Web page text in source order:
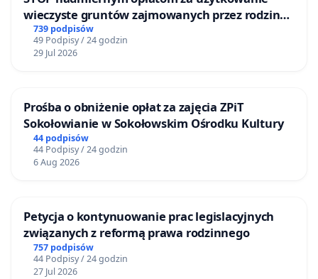
wieczyste gruntów zajmowanych przez rodzinne
ogrody działkowe.
739 podpisów
49 Podpisy / 24 godzin
29 Jul 2026
Prośba o obniżenie opłat za zajęcia ZPiT
Sokołowianie w Sokołowskim Ośrodku Kultury
44 podpisów
44 Podpisy / 24 godzin
6 Aug 2026
Petycja o kontynuowanie prac legislacyjnych
związanych z reformą prawa rodzinnego
757 podpisów
44 Podpisy / 24 godzin
27 Jul 2026